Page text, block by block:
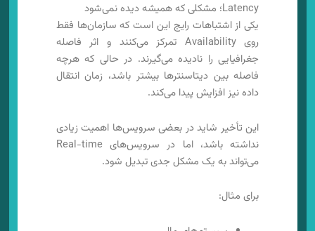
Latency؛ مشکلی که همیشه دیده نمی‌شود
یکی از اشتباهات رایج این است که سازمان‌ها فقط
روی Availability تمرکز می‌کنند و اثر فاصله
جغرافیایی را نادیده می‌گیرند. در حالی که هرچه
فاصله بین دیتاسنترها بیشتر باشد، زمان انتقال
داده نیز افزایش پیدا می‌کند.
این تأخیر شاید در بعضی سرویس‌ها اهمیت زیادی
نداشته باشد، اما در سرویس‌های Real-time
می‌تواند به یک مشکل جدی تبدیل شود.
برای مثال: